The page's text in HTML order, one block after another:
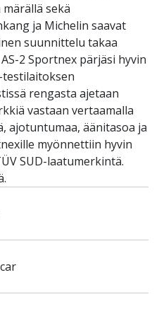
sekä
ja Michelin saavat
suunnittelu takaa
2 Sportnex pärjäsi hyvin
testilaitoksen
rengasta ajetaan
vastaan vertaamalla
ajotuntumaa, äänitasoa ja
myönnettiin hyvin
SUD-laatumerkintä.